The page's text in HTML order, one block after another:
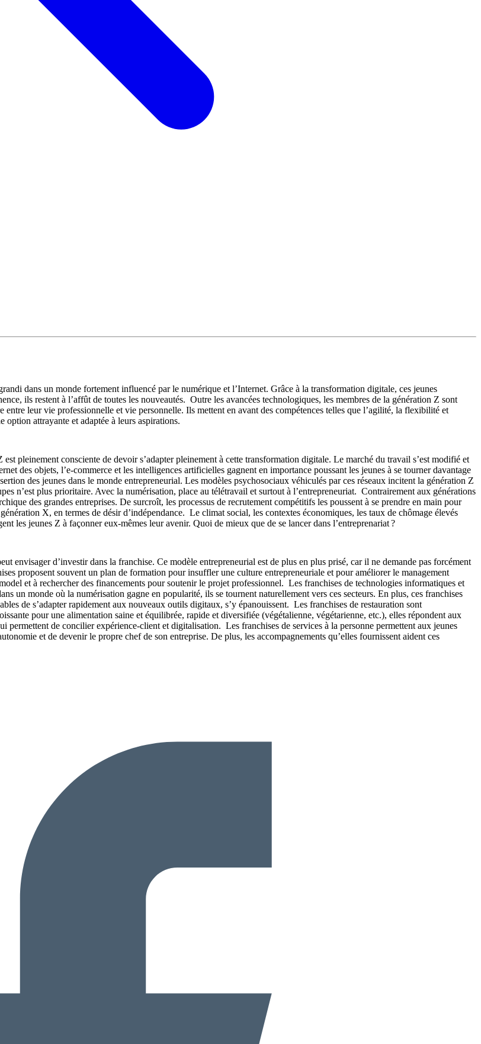
dans un monde fortement influencé par le numérique et l’Internet. Grâce à la transformation digitale, ces jeunes
ils restent à l’affût de toutes les nouveautés. Outre les avancées technologiques, les membres de la génération Z sont
leur vie professionnelle et vie personnelle. Ils mettent en avant des compétences telles que l’agilité, la flexibilité et
option attrayante et adaptée à leurs aspirations.
pleinement consciente de devoir s’adapter pleinement à cette transformation digitale. Le marché du travail s’est modifié et
des objets, l’e-commerce et les intelligences artificielles gagnent en importance poussant les jeunes à se tourner davantage
des jeunes dans le monde entrepreneurial. Les modèles psychosociaux véhiculés par ces réseaux incitent la génération Z
n’est plus prioritaire. Avec la numérisation, place au télétravail et surtout à l’entrepreneuriat. Contrairement aux générations
des grandes entreprises. De surcroît, les processus de recrutement compétitifs les poussent à se prendre en main pour
X, en termes de désir d’indépendance. Le climat social, les contextes économiques, les taux de chômage élevés
les jeunes Z à façonner eux-mêmes leur avenir. Quoi de mieux que de se lancer dans l’entreprenariat ?
envisager d’investir dans la franchise. Ce modèle entrepreneurial est de plus en plus prisé, car il ne demande pas forcément
proposent souvent un plan de formation pour insuffler une culture entrepreneuriale et pour améliorer le management
et à rechercher des financements pour soutenir le projet professionnel. Les franchises de technologies informatiques et
un monde où la numérisation gagne en popularité, ils se tournent naturellement vers ces secteurs. En plus, ces franchises
de s’adapter rapidement aux nouveaux outils digitaux, s’y épanouissent. Les franchises de restauration sont
pour une alimentation saine et équilibrée, rapide et diversifiée (végétalienne, végétarienne, etc.), elles répondent aux
permettent de concilier expérience-client et digitalisation. Les franchises de services à la personne permettent aux jeunes
et de devenir le propre chef de son entreprise. De plus, les accompagnements qu’elles fournissent aident ces